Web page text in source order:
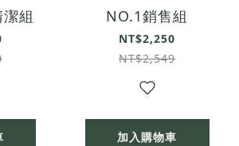
組 NO.1銷售組
NT$2,250
NT$2,549
加入購物車